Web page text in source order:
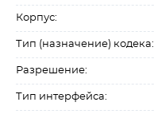
Корпус:
Тип (назначение) кодека:
Разрешение:
Тип интерфейса: